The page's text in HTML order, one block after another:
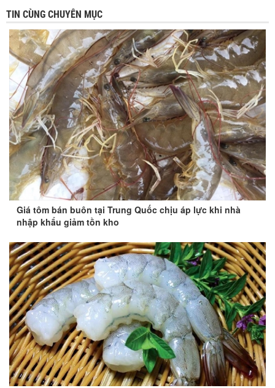
TIN CÙNG CHUYÊN MỤC
Giá tôm bán buôn tại Trung Quốc chịu áp lực khi nhà
nhập khẩu giảm tồn kho